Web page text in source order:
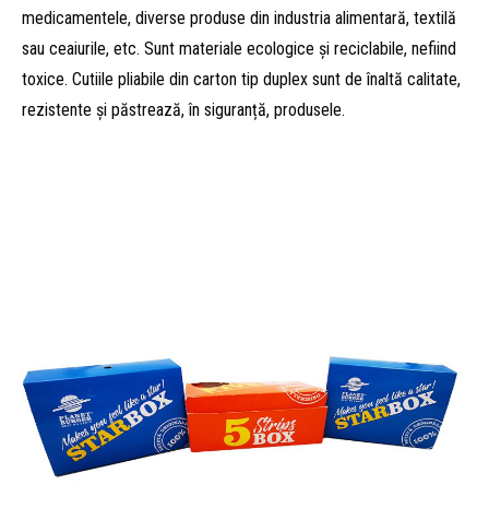
medicamentele, diverse produse din industria alimentară, textilă
sau ceaiurile, etc. Sunt materiale ecologice și reciclabile, nefiind
toxice. Cutiile pliabile din carton tip duplex sunt de înaltă calitate,
rezistente și păstrează, în siguranță, produsele.